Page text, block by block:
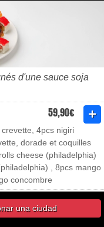
d'une sauce soja
59,90€
4pcs nigiri
dorade et coquilles
cheese (philadelphia)
, 8pcs mango
concombre
22,00€
pomme, 8pcs poulet
una ciudad